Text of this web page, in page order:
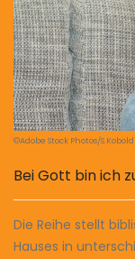
©Adobe Stock Photos/S.Kobold
Bei Gott bin ich
Die Reihe stellt
Hauses in